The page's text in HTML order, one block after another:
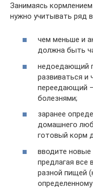
Занимаясь
нужно учитывать ряд
чем меньше и
должна быть
недоедающий
развиваться и
переедающий
болезнями;
заранее
домашнего
готовый корм
вводите новые
предлагая все
разной пищей